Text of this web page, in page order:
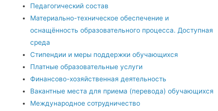
Педагогический состав
Материально-техническое обеспечение и
оснащённость образовательного процесса. Доступная
среда
Стипендии и меры поддержки обучающихся
Платные образовательные услуги
Финансово-хозяйственная деятельность
Вакантные места для приема (перевода) обучающихся
Международное сотрудничество